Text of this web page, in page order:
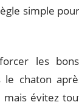
simple
les
le chaton
évitez